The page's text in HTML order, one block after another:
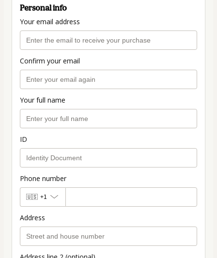
Personal info
Your email address
Confirm your email
Your full name
ID
Phone number
🇺🇸 +1
Address